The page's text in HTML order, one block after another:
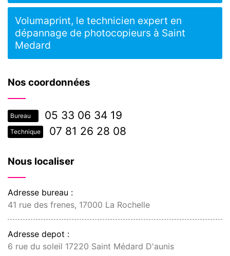
Nos coordonnées
Bureau 05 33 06 34 19
Technique 07 81 26 28 08
Nous localiser
Adresse bureau :
41 rue des frenes, 17000 La Rochelle
Adresse depot :
6 rue du soleil 17220 Saint Médard D'aunis
Volumaprint, le technicien expert en
dépannage de photocopieurs à Saint
Medard